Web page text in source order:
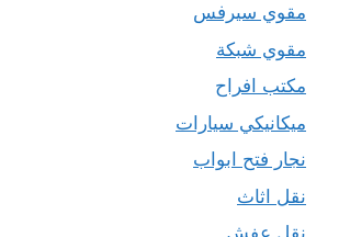
مقوي سيرفس
مقوي شبكة
مكتب افراح
ميكانيكي سيارات
نجار فتح ابواب
نقل اثاث